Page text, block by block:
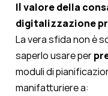
Il valore della
digitalizzazione
La vera sfida non è
saperlo usare per
moduli di
manifatturiere a: